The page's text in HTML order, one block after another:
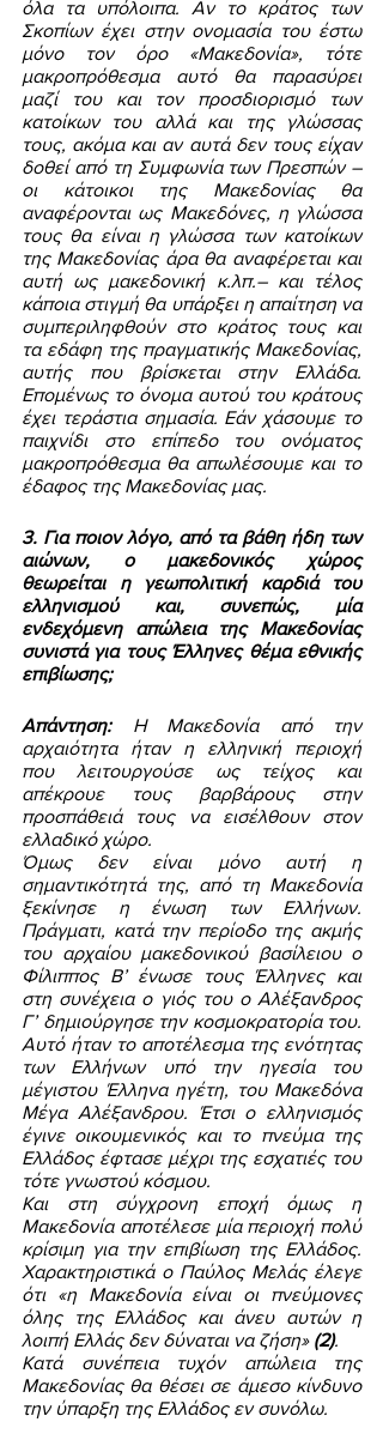
όλα τα υπόλοιπα. Αν το κράτος των
Σκοπίων έχει στην ονομασία του έστω
μόνο τον όρο «Μακεδονία», τότε
μακροπρόθεσμα αυτό θα παρασύρει
μαζί του και τον προσδιορισμό των
κατοίκων του αλλά και της γλώσσας
τους, ακόμα και αν αυτά δεν τους είχαν
δοθεί από τη Συμφωνία των Πρεσπών –
οι κάτοικοι της Μακεδονίας θα
αναφέρονται ως Μακεδόνες, η γλώσσα
τους θα είναι η γλώσσα των κατοίκων
της Μακεδονίας άρα θα αναφέρεται και
αυτή ως μακεδονική κ.λπ.– και τέλος
κάποια στιγμή θα υπάρξει η απαίτηση να
συμπεριληφθούν στο κράτος τους και
τα εδάφη της πραγματικής Μακεδονίας,
αυτής που βρίσκεται στην Ελλάδα.
Επομένως το όνομα αυτού του κράτους
έχει τεράστια σημασία. Εάν χάσουμε το
παιχνίδι στο επίπεδο του ονόματος
μακροπρόθεσμα θα απωλέσουμε και το
έδαφος της Μακεδονίας μας.
3. Για ποιον λόγο, από τα βάθη ήδη των
αιώνων, ο μακεδονικός χώρος
θεωρείται η γεωπολιτική καρδιά του
ελληνισμού και, συνεπώς, μία
ενδεχόμενη απώλεια της Μακεδονίας
συνιστά για τους Έλληνες θέμα εθνικής
επιβίωσης;
Απάντηση: Η Μακεδονία από την
αρχαιότητα ήταν η ελληνική περιοχή
που λειτουργούσε ως τείχος και
απέκρουε τους βαρβάρους στην
προσπάθειά τους να εισέλθουν στον
ελλαδικό χώρο.
Όμως δεν είναι μόνο αυτή η
σημαντικότητά της, από τη Μακεδονία
ξεκίνησε η ένωση των Ελλήνων.
Πράγματι, κατά την περίοδο της ακμής
του αρχαίου μακεδονικού βασίλειου ο
Φίλιππος Β’ ένωσε τους Έλληνες και
στη συνέχεια ο γιός του ο Αλέξανδρος
Γ’ δημιούργησε την κοσμοκρατορία του.
Αυτό ήταν το αποτέλεσμα της ενότητας
των Ελλήνων υπό την ηγεσία του
μέγιστου Έλληνα ηγέτη, του Μακεδόνα
Μέγα Αλέξανδρου. Έτσι ο ελληνισμός
έγινε οικουμενικός και το πνεύμα της
Ελλάδος έφτασε μέχρι της εσχατιές του
τότε γνωστού κόσμου.
Και στη σύγχρονη εποχή όμως η
Μακεδονία αποτέλεσε μία περιοχή πολύ
κρίσιμη για την επιβίωση της Ελλάδος.
Χαρακτηριστικά ο Παύλος Μελάς έλεγε
ότι «η Μακεδονία είναι οι πνεύμονες
όλης της Ελλάδος και άνευ αυτών η
λοιπή Ελλάς δεν δύναται να ζήση» (2).
Κατά συνέπεια τυχόν απώλεια της
Μακεδονίας θα θέσει σε άμεσο κίνδυνο
την ύπαρξη της Ελλάδος εν συνόλω.